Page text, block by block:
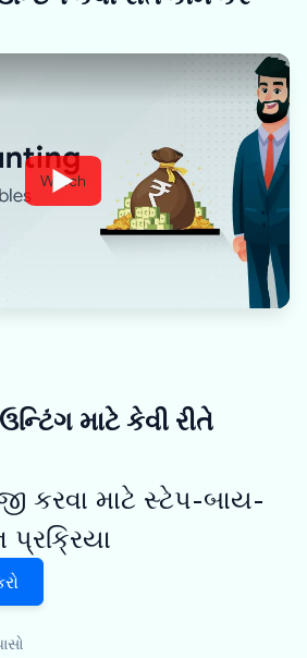
Watch
માટે કેવી રીતે
કરવા માટે સ્ટેપ-બાય-